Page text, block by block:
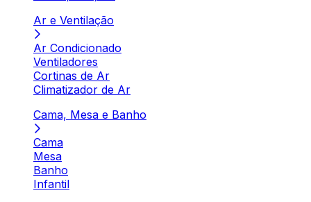
Ar e Ventilação
Ar Condicionado
Ventiladores
Cortinas de Ar
Climatizador de Ar
Cama, Mesa e Banho
Cama
Mesa
Banho
Infantil